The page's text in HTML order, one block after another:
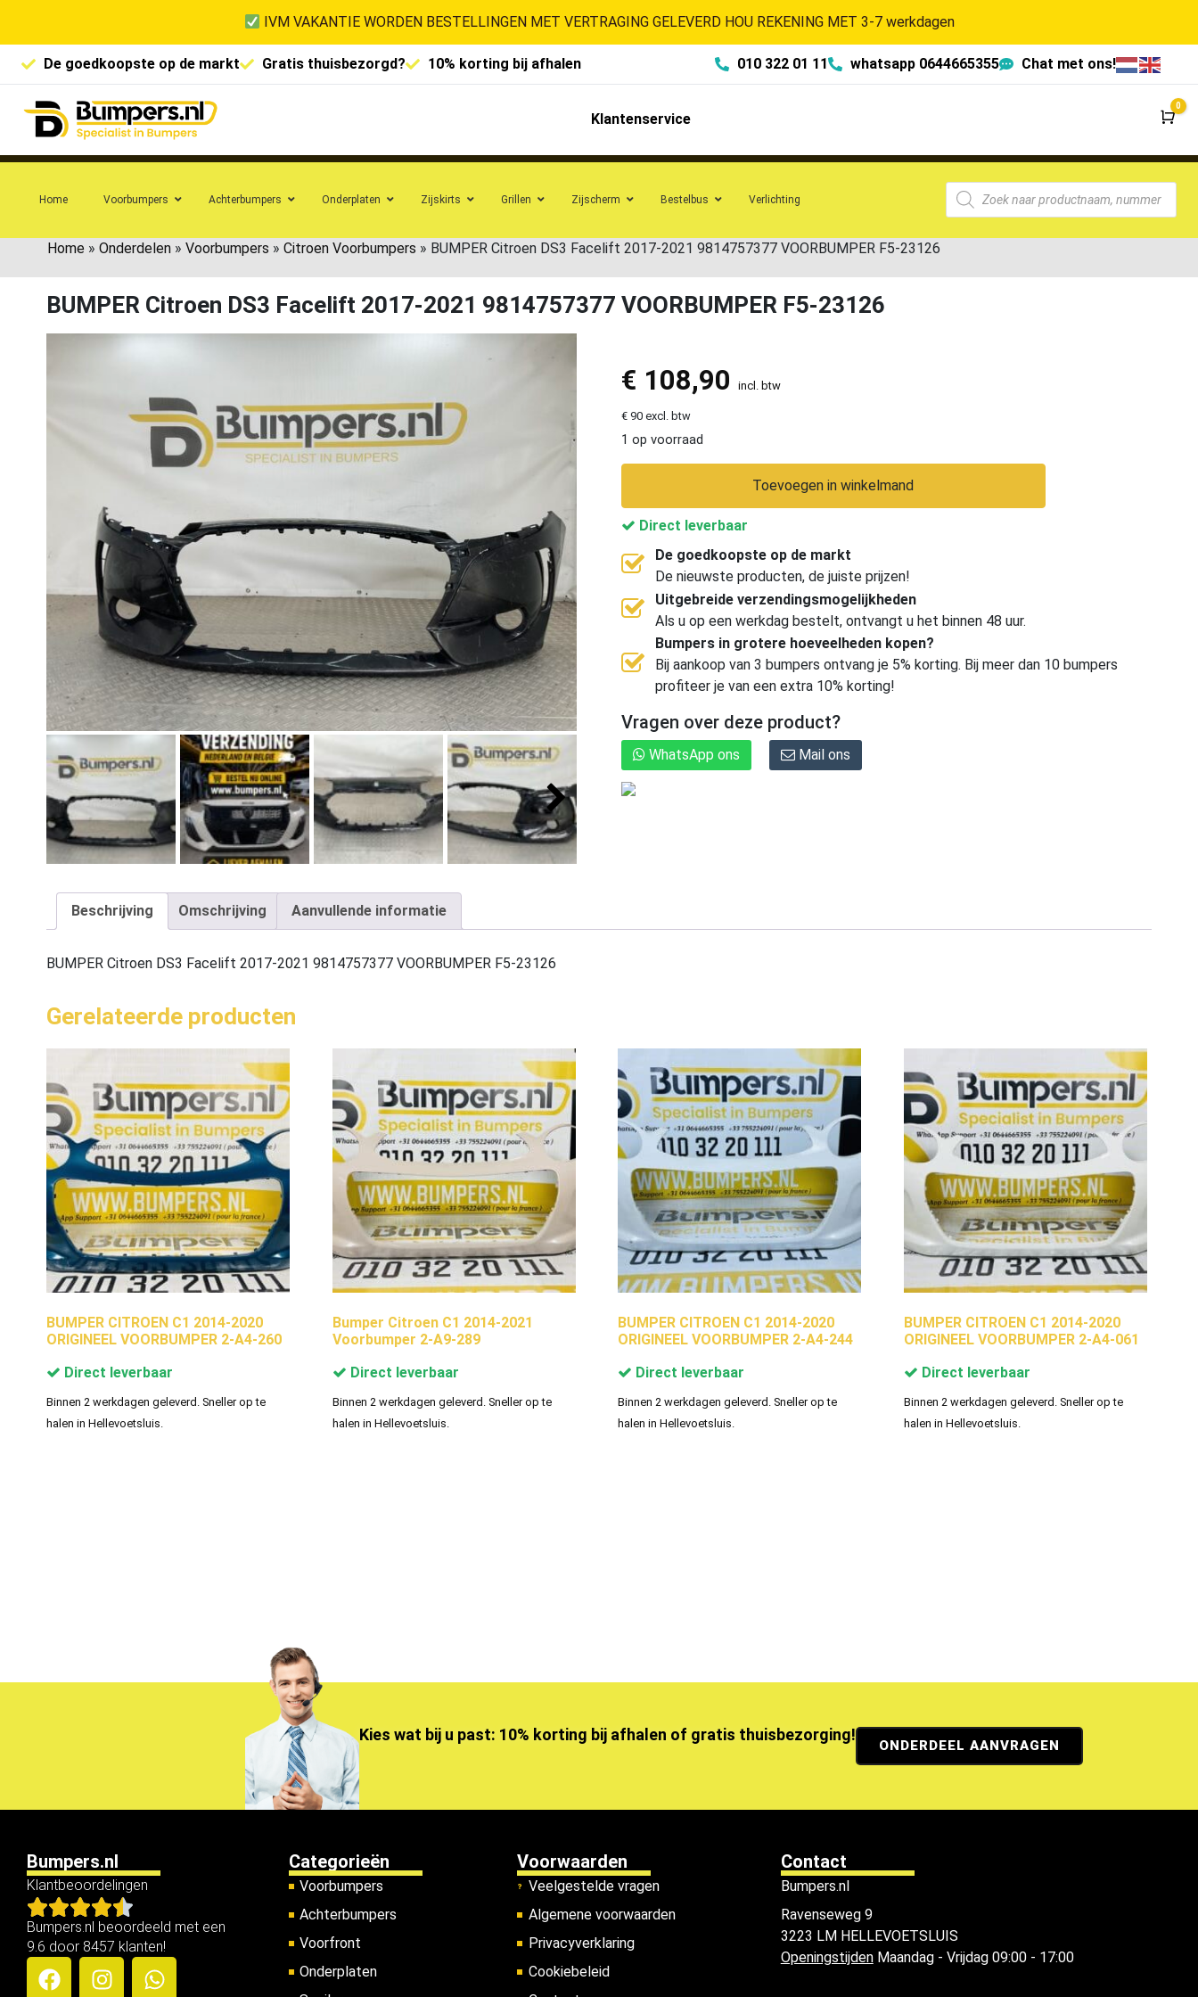
IVM VAKANTIE WORDEN BESTELLINGEN MET VERTRAGING GELEVERD HOU REKENING MET 3-7 werkdagen
De goedkoopste op de markt Gratis thuisbezorgd? 10% korting bij afhalen 010 322 01 11 whatsapp 0644665355 Chat met ons!
Klantenservice
0
Home Voorbumpers Achterbumpers Onderplaten Zijskirts Grillen Zijscherm Bestelbus Verlichting
Home » Onderdelen » Voorbumpers » Citroen Voorbumpers » BUMPER Citroen DS3 Facelift 2017-2021 9814757377 VOORBUMPER F5-23126
BUMPER Citroen DS3 Facelift 2017-2021 9814757377 VOORBUMPER F5-23126
€ 108,90 incl. btw
€ 90 excl. btw
1 op voorraad
Toevoegen in winkelmand
Direct leverbaar
De goedkoopste op de markt
De nieuwste producten, de juiste prijzen!
Uitgebreide verzendingsmogelijkheden
Als u op een werkdag bestelt, ontvangt u het binnen 48 uur.
Bumpers in grotere hoeveelheden kopen?
Bij aankoop van 3 bumpers ontvang je 5% korting. Bij meer dan 10 bumpers
profiteer je van een extra 10% korting!
Vragen over deze product?
WhatsApp ons Mail ons
Beschrijving Omschrijving Aanvullende informatie
BUMPER Citroen DS3 Facelift 2017-2021 9814757377 VOORBUMPER F5-23126
Gerelateerde producten
BUMPER CITROEN C1 2014-2020
ORIGINEEL VOORBUMPER 2-A4-260
Direct leverbaar
Binnen 2 werkdagen geleverd. Sneller op te
halen in Hellevoetsluis.
Bumper Citroen C1 2014-2021
Voorbumper 2-A9-289
Direct leverbaar
Binnen 2 werkdagen geleverd. Sneller op te
halen in Hellevoetsluis.
BUMPER CITROEN C1 2014-2020
ORIGINEEL VOORBUMPER 2-A4-244
Direct leverbaar
Binnen 2 werkdagen geleverd. Sneller op te
halen in Hellevoetsluis.
BUMPER CITROEN C1 2014-2020
ORIGINEEL VOORBUMPER 2-A4-061
Direct leverbaar
Binnen 2 werkdagen geleverd. Sneller op te
halen in Hellevoetsluis.
Kies wat bij u past: 10% korting bij afhalen of gratis thuisbezorging!
ONDERDEEL AANVRAGEN
Bumpers.nl
Klantbeoordelingen
Bumpers.nl beoordeeld met een
9.6 door 8457 klanten!
Categorieën
Voorbumpers
Achterbumpers
Voorfront
Onderplaten
Voorwaarden
Veelgestelde vragen
Algemene voorwaarden
Privacyverklaring
Cookiebeleid
Contact
Bumpers.nl
Ravenseweg 9
3223 LM HELLEVOETSLUIS
OpeningstijdenMaandag - Vrijdag 09:00 - 17:00